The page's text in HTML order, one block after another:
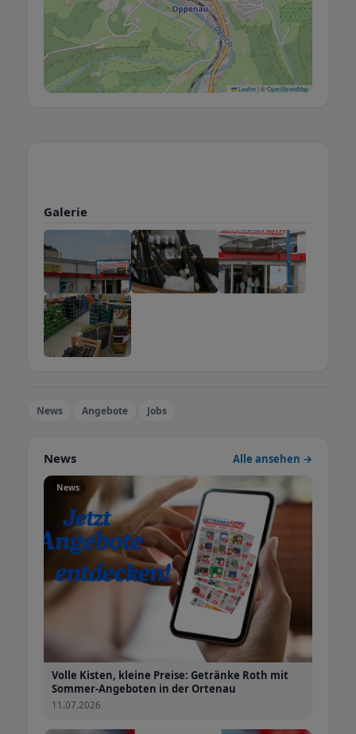
Galerie
News Angebote Jobs
News Alle ansehen →
News
Volle Kisten, kleine Preise: Getränke Roth mit
Sommer-Angeboten in der Ortenau
11.07.2026
Leaflet| ©OpenStreetMap